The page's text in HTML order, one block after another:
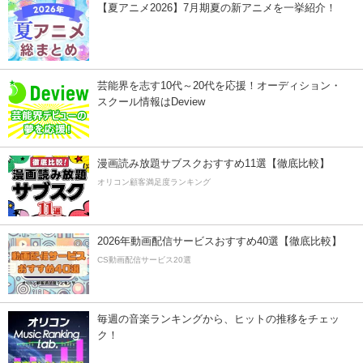
【夏アニメ2026】7月期夏の新アニメを一挙紹介！
芸能界を志す10代～20代を応援！オーディション・
スクール情報はDeview
漫画読み放題サブスクおすすめ11選【徹底比較】
オリコン顧客満足度ランキング
2026年動画配信サービスおすすめ40選【徹底比較】
CS動画配信サービス20選
毎週の音楽ランキングから、ヒットの推移をチェッ
ク！